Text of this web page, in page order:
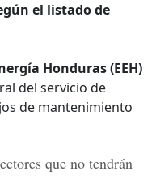
el listado de
Honduras(EEH)
del servicio de
de mantenimiento
que no tendrán